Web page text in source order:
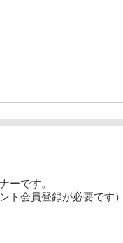
ーです。
ト会員登録が必要です）